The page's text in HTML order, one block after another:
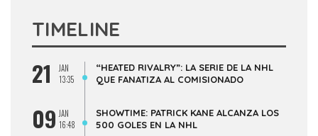
TIMELINE
21
JAN
13:35
“HEATED RIVALRY”: LA SERIE DE LA NHL
QUE FANATIZA AL COMISIONADO
09 JAN
16:48
SHOWTIME: PATRICK KANE ALCANZA LOS
500 GOLES EN LA NHL